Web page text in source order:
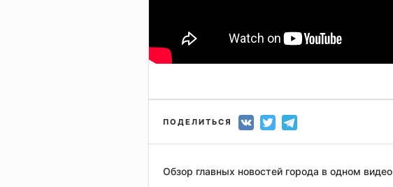
ПОДЕЛИТЬСЯ
Обзор главных новостей города в одном видео